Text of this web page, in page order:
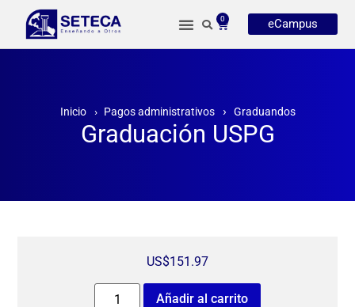
0 eCampus
Inicio › Pagos administrativos › Graduandos
Graduación USPG
US$151.97
Añadir al carrito